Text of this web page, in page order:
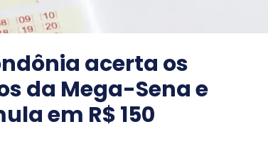
acerta os
da Mega-Sena e
em R$ 150